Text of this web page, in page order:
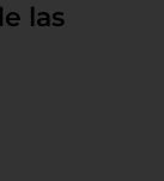
las